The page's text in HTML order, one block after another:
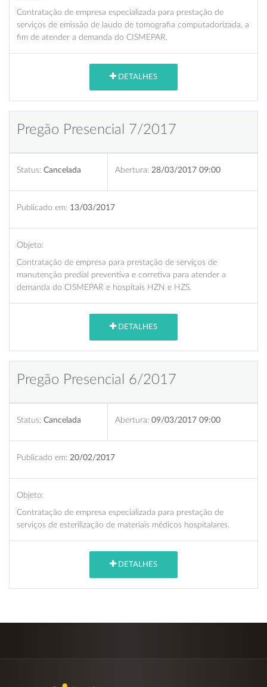
Contratação de empresa especializada para prestação de
serviços de emissão de laudo de tomografia computadorizada, a
fim de atender a demanda do CISMEPAR.
DETALHES
Pregão Presencial 7/2017
Status: Cancelada Abertura: 28/03/2017 09:00
Publicado em: 13/03/2017
Objeto:
Contratação de empresa para prestação de serviços de
manutenção predial preventiva e corretiva para atender a
demanda do CISMEPAR e hospitais HZN e HZS.
DETALHES
Pregão Presencial 6/2017
Status: Cancelada Abertura: 09/03/2017 09:00
Publicado em: 20/02/2017
Objeto:
Contratação de empresa especializada para prestação de
serviços de esterilização de materiais médicos hospitalares.
DETALHES